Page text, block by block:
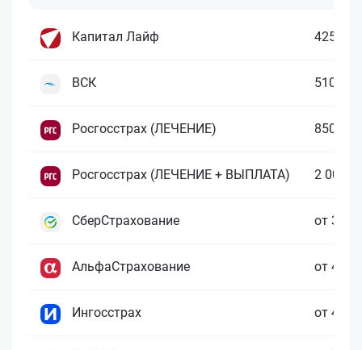
Капитал Лайф 425 ₽
ВСК 510 ₽
Росгосстрах (ЛЕЧЕНИЕ) 850 ₽
Росгосстрах (ЛЕЧЕНИЕ + ВЫПЛАТА) 2 000 ₽
СберСтрахование от 390
АльфаСтрахование от 450
Ингосстрах от 480